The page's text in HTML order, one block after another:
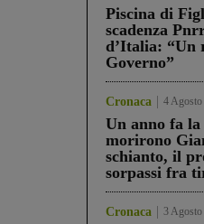
Piscina di
scadenza
d’Italia: “Un
Governo”
Cronaca 4
Un anno fa
morirono
schianto, il
sorpassi fra
Cronaca 3